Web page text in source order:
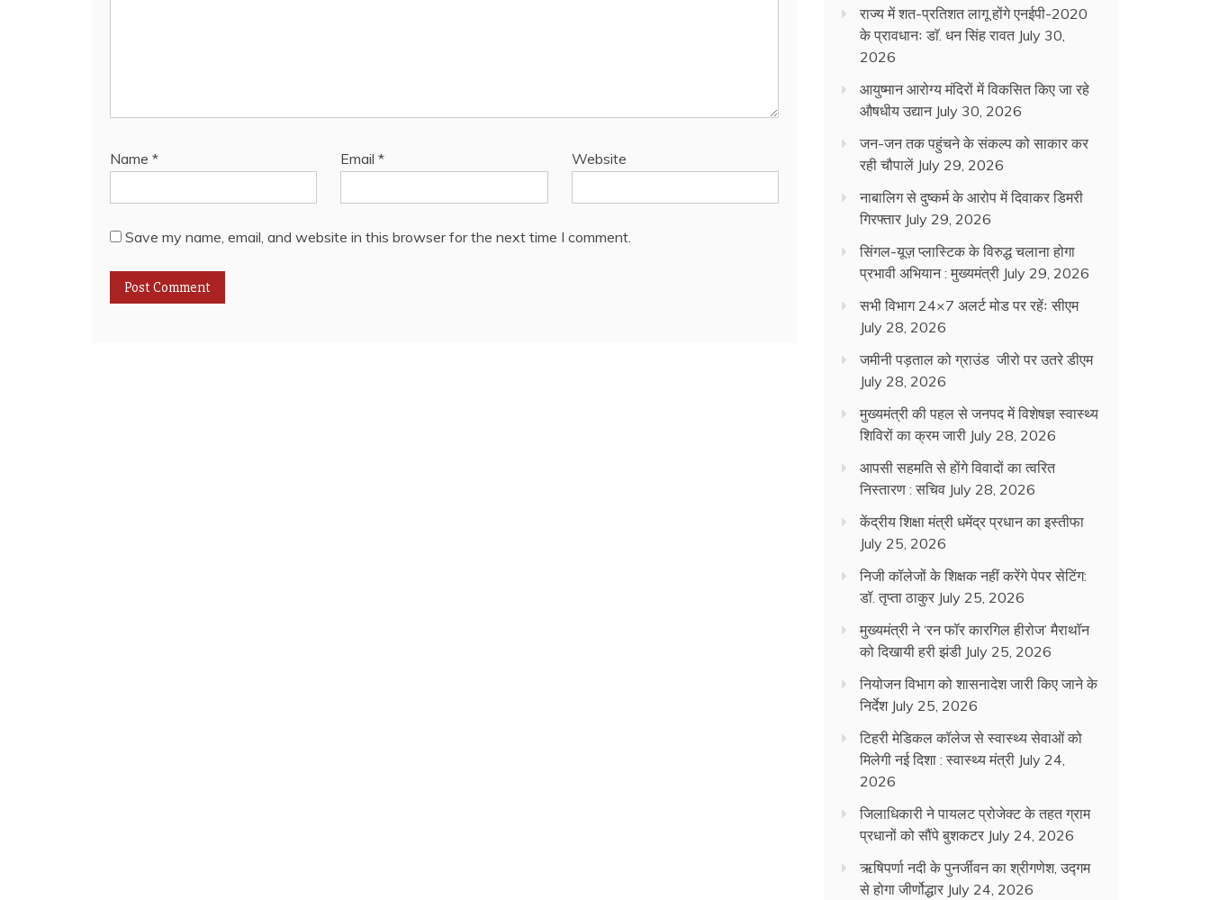
Name * Email* Website
Save my name, email, and website in this browser for the next time I comment.
राज्य में शत-प्रतिशत लागू होंगे एनईपी-2020
के प्रावधानः डाॅ. धन सिंह रावत July 30,
2026
आयुष्मान आरोग्य मंदिरों में विकसित किए जा रहे
औषधीय उद्यान July 30, 2026
जन-जन तक पहुंचने के संकल्प को साकार कर
रही चौपालें July 29, 2026
नाबालिग से दुष्कर्म के आरोप में दिवाकर डिमरी
गिरफ्तार July 29, 2026
सिंगल-यूज़ प्लास्टिक के विरुद्ध चलाना होगा
प्रभावी अभियान : मुख्यमंत्री July 29, 2026
सभी विभाग 24×7 अलर्ट मोड पर रहेंः सीएम
July 28, 2026
जमीनी पड़ताल को ग्राउंड जीरो पर उतरे डीएम
July 28, 2026
मुख्यमंत्री की पहल से जनपद में विशेषज्ञ स्वास्थ्य
शिविरों का क्रम जारी July 28, 2026
आपसी सहमति से होंगे विवादों का त्वरित
निस्तारण : सचिव July 28, 2026
केंद्रीय शिक्षा मंत्री धमेंद्र प्रधान का इस्तीफा
July 25, 2026
निजी कॉलेजों के शिक्षक नहीं करेंगे पेपर सेटिंग:
डॉ. तृप्ता ठाकुर July 25, 2026
मुख्यमंत्री ने ‘रन फॉर कारगिल हीरोज’ मैराथॉन
को दिखायी हरी झंडी July 25, 2026
नियोजन विभाग को शासनादेश जारी किए जाने के
निर्देश July 25, 2026
टिहरी मेडिकल कॉलेज से स्वास्थ्य सेवाओं को
मिलेगी नई दिशा : स्वास्थ्य मंत्री July 24,
2026
जिलाधिकारी ने पायलट प्रोजेक्ट के तहत ग्राम
प्रधानों को सौंपे बुशकटर July 24, 2026
ऋषिपर्णा नदी के पुनर्जीवन का श्रीगणेश, उद्गम
से होगा जीर्णोद्धार July 24, 2026